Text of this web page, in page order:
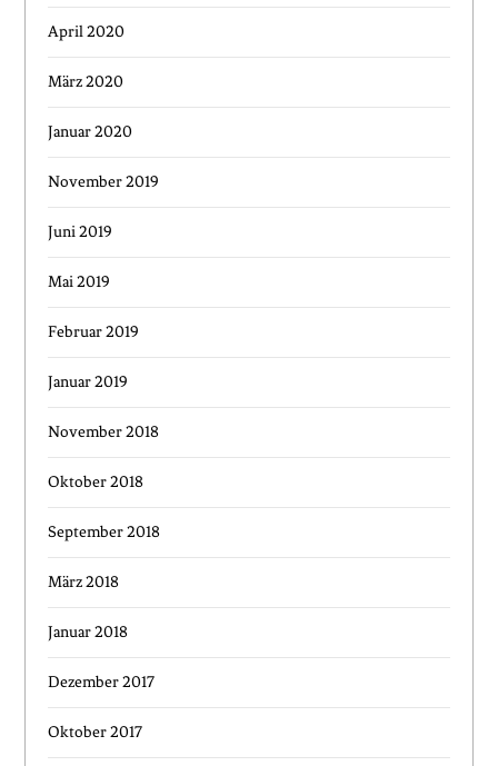
April 2020
März 2020
Januar 2020
November 2019
Juni 2019
Mai 2019
Februar 2019
Januar 2019
November 2018
Oktober 2018
September 2018
März 2018
Januar 2018
Dezember 2017
Oktober 2017